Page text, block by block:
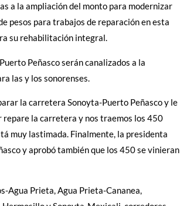
a la ampliación del monto para modernizar
pesos para trabajos de reparación en esta
su rehabilitación integral.
Peñasco serán canalizados a la
las y los sonorenses.
la carretera Sonoyta-Puerto Peñasco y le
repare la carretera y nos traemos los 450
muy lastimada. Finalmente, la presidenta
y aprobó también que los 450 se vinieran
Agua Prieta, Agua Prieta-Cananea,